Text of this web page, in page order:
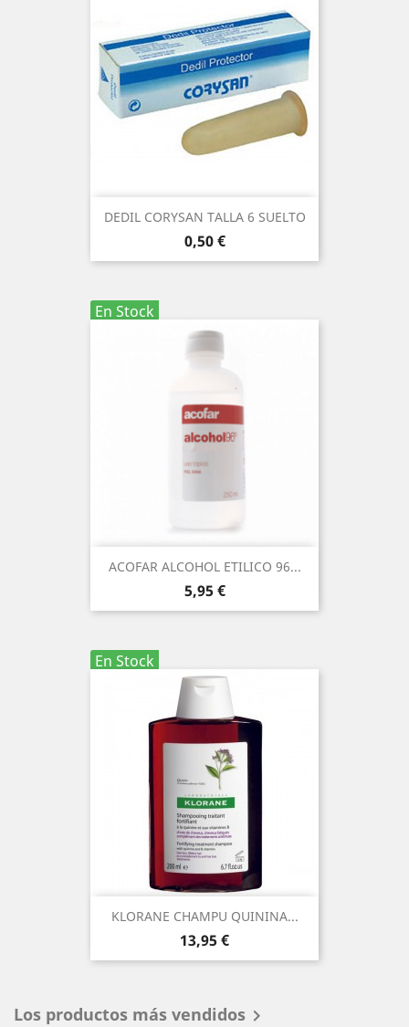
DEDIL CORYSAN TALLA 6 SUELTO
Precio
0,50 €
En Stock
ACOFAR ALCOHOL ETILICO 96...
Precio
5,95 €
En Stock
KLORANE CHAMPU QUININA...
Precio
13,95 €
Los productos más vendidos 